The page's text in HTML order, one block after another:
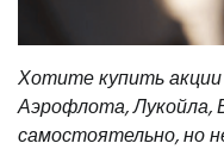
Хотите купить акции
Аэрофлота, Лукойла,
самостоятельно, но